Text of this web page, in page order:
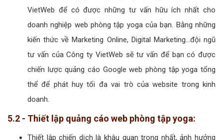
VietWeb để có được những tư vấn hữu ích nhất cho
doanh nghiệp web phòng tập yoga của bạn. Bằng những
kiến thức về Marketing Online, Digital Marketing...đội ngũ
tư vấn của Công ty VietWeb sẽ tư vấn để bạn có được
chiến lược quảng cáo Google web phòng tập yoga tổng
thể để phát huy tối đa vai trò của website trong kinh
doanh.
5.2 - Thiết lập quảng cáo web phòng tập yoga:
Thiết lập chiến dịch là khâu quan trọng nhất, ảnh hưởng